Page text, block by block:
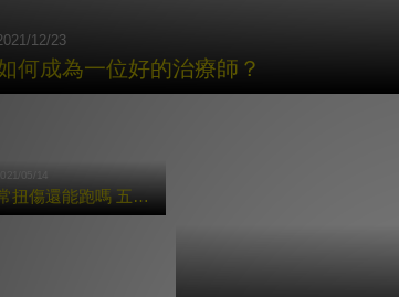
12/23
何成為⼀位好的治療師？
2021/05/14
常扭傷還能跑嗎 五招腳踝保養術讓你享受奔馳快感